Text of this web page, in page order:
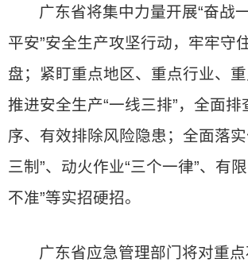
广东省将集中力量开展“奋战
平安”安全生产攻坚行动，牢牢守
盘；紧盯重点地区、重点行业、
推进安全生产“一线三排”，全面排
序、有效排除风险隐患；全面落
三制”、动火作业“三个一律”、有
不准”等实招硬招。
广东省应急管理部门将对重